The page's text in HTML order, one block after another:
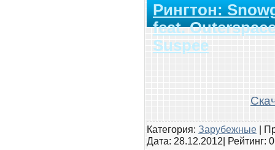
Рингтон:
feat.
Suspee
Категория: Зарубежные |
Дата: 28.12.2012| Рейтинг: